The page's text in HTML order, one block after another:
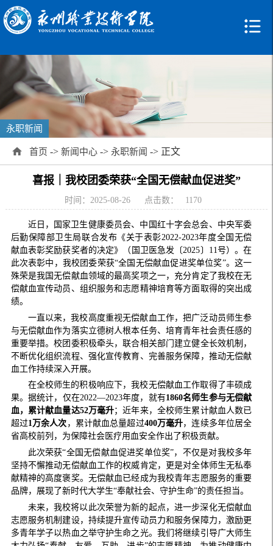
永职新闻
首页 -> 新闻中心 -> 永职新闻 -> 正文
喜报｜我校团委荣获“全国无偿献血促进奖”
时间：2025-08-26 点击数： 1170
近日，国家卫生健康委员会、中国红十字会总会、中央军委
后勤保障部卫生局联合发布《关于表彰2022-2023年度全国无偿
献血表彰奖励获奖者的决定》（国卫医急发〔2025〕11号）。在
此次表彰中，我校团委荣获“全国无偿献血促进奖单位奖”。这一
殊荣是我国无偿献血领域的最高奖项之一，充分肯定了我校在无
偿献血宣传动员、组织服务和志愿精神培育等方面取得的突出成
绩。
一直以来，我校高度重视无偿献血工作，把广泛动员师生参
与无偿献血作为落实立德树人根本任务、培育青年社会责任感的
重要举措。校团委积极牵头，联合相关部门建立健全长效机制，
不断优化组织流程、强化宣传教育、完善服务保障，推动无偿献
血工作持续深入开展。
在全校师生的积极响应下，我校无偿献血工作取得了丰硕成
果。据统计，仅在2022—2023年度，就有1860名师生参与无偿献
血，累计献血量达52万毫升；近年来，全校师生累计献血人数已
超过1万余人次 ，累计献血总量超过400万毫升，连续多年位居全
省高校前列，为保障社会医疗用血安全作出了积极贡献。
此次荣获“全国无偿献血促进奖单位奖”，不仅是对我校多年
坚持不懈推动无偿献血工作的权威肯定，更是对全体师生无私奉
献精神的高度褒奖。无偿献血已经成为我校青年志愿服务的重要
品牌，展现了新时代大学生“奉献社会、守护生命”的责任担当。
未来，我校将以此次荣誉为新的起点，进一步深化无偿献血
志愿服务机制建设，持续提升宣传动员力和服务保障力，激励更
多青年学子以热血之举守护生命之光。我们将继续引导广大师生